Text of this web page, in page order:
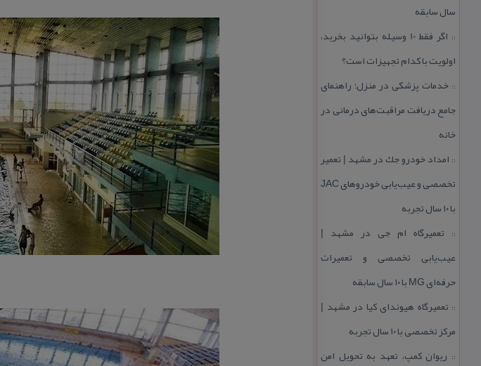
سال سابقه
::
اگر فقط 10 وسیله بتوانید بخرید،
اولویت با كدام تجهیزات است؟
:: خدمات پزشكی در منزل؛ راهنمای
جامع دریافت مراقبت‌های درمانی در
خانه
:: امداد خودرو جك در مشهد | تعمیر
تخصصی و عیب‌یابی خودروهای JAC
با ۱۰ سال تجربه
:: تعمیرگاه ام جی در مشهد |
عیب‌یابی تخصصی و تعمیرات
حرفه‌ای MG با ۱۰ سال سابقه
:: تعمیرگاه هیوندای كیا در مشهد |
مركز تخصصی با ۱۰ سال تجربه
:: ریوان كمپ، تعهد به تحویل امن